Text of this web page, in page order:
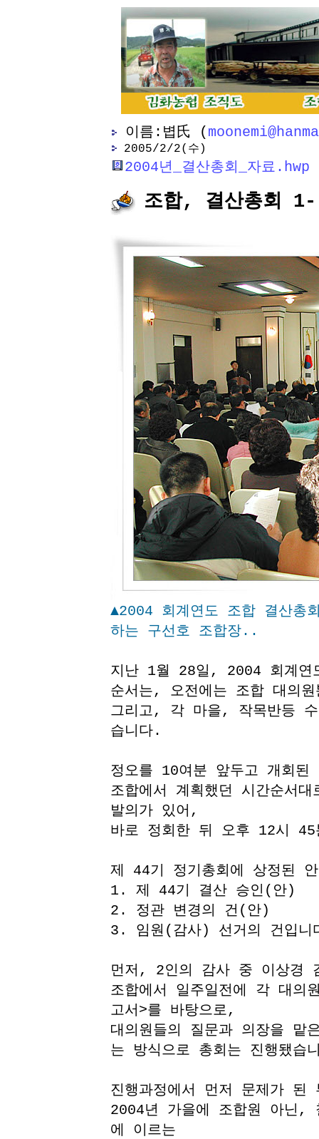
이름:볍氏 (
2005/2/2(수)
2004년_결산총회_자료.hwp
조합, 결산총회
▲2004 회계연도 조합 결산총
하는 구선호 조합장..
지난 1월 28일, 2004 회계연
순서는, 오전에는 조합 대의
그리고, 각 마을, 작목반등 수
습니다.
정오를 10여분 앞두고 개회
조합에서 계획했던 시간순서
발의가 있어,
바로 정회한 뒤 오후 12시 45
제 44기 정기총회에 상정된
1. 제 44기 결산 승인(안)
2. 정관 변경의 건(안)
3. 임원(감사) 선거의 건입니
먼저, 2인의 감사 중 이상경
조합에서 일주일전에 각 대의
고서>를 바탕으로,
대의원들의 질문과 의장을
는 방식으로 총회는 진행됐습
진행과정에서 먼저 문제가 된
2004년 가을에 조합원 아닌,
에 이르는